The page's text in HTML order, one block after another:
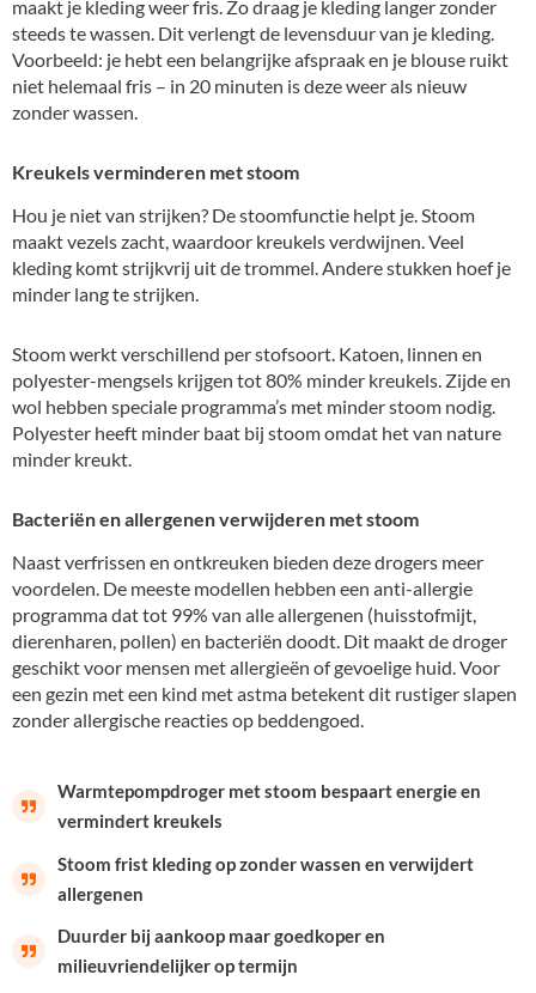
maakt je kleding weer fris. Zo draag je kleding langer zonder
steeds te wassen. Dit verlengt de levensduur van je kleding.
Voorbeeld: je hebt een belangrijke afspraak en je blouse ruikt
niet helemaal fris – in 20 minuten is deze weer als nieuw
zonder wassen.
Kreukels verminderen met stoom
Hou je niet van strijken? De stoomfunctie helpt je. Stoom
maakt vezels zacht, waardoor kreukels verdwijnen. Veel
kleding komt strijkvrij uit de trommel. Andere stukken hoef je
minder lang te strijken.
Stoom werkt verschillend per stofsoort. Katoen, linnen en
polyester-mengsels krijgen tot 80% minder kreukels. Zijde en
wol hebben speciale programma’s met minder stoom nodig.
Polyester heeft minder baat bij stoom omdat het van nature
minder kreukt.
Bacteriën en allergenen verwijderen met stoom
Naast verfrissen en ontkreuken bieden deze drogers meer
voordelen. De meeste modellen hebben een anti-allergie
programma dat tot 99% van alle allergenen (huisstofmijt,
dierenharen, pollen) en bacteriën doodt. Dit maakt de droger
geschikt voor mensen met allergieën of gevoelige huid. Voor
een gezin met een kind met astma betekent dit rustiger slapen
zonder allergische reacties op beddengoed.
Warmtepompdroger met stoom bespaart energie en
vermindert kreukels
Stoom frist kleding op zonder wassen en verwijdert
allergenen
Duurder bij aankoop maar goedkoper en
milieuvriendelijker op termijn